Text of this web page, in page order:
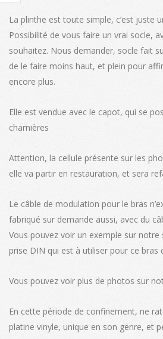
La plinthe est toute simple, c’est juste
Possibilité de vous faire un vrai socle,
souhaitez. Nous demander, socle fait
de le faire moins haut, et plein pour
encore plus.
Elle est vendue avec le capot, qui se
charnières
Attention, la cellule présente sur les
elle va partir en restauration, et sera
Le câble de modulation pour le bras
fabriqué sur demande aussi, avec du
Vous pouvez voir un exemple sur notre
prise DIN qui est à utiliser pour ce bras
Vous pouvez voir plus de photos sur
En cette période de confinement, ne
platine vinyle, unique en son genre, et